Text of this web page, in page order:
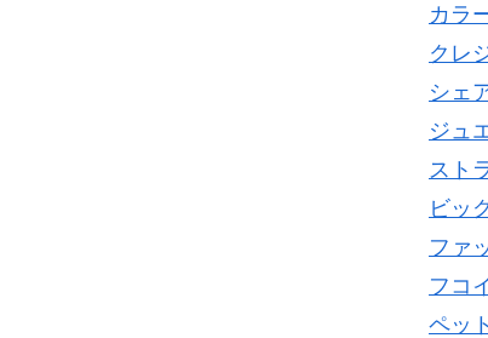
カラ
クレ
シェ
ジュ
スト
ビッ
ファ
フコ
ペット